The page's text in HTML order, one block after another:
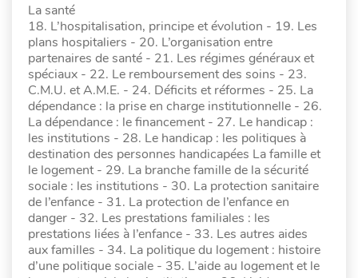
La santé
18. L’hospitalisation, principe et évolution - 19. Les
plans hospitaliers - 20. L’organisation entre
partenaires de santé - 21. Les régimes généraux et
spéciaux - 22. Le remboursement des soins - 23.
C.M.U. et A.M.E. - 24. Déficits et réformes - 25. La
dépendance : la prise en charge institutionnelle - 26.
La dépendance : le financement - 27. Le handicap :
les institutions - 28. Le handicap : les politiques à
destination des personnes handicapées La famille et
le logement - 29. La branche famille de la sécurité
sociale : les institutions - 30. La protection sanitaire
de l’enfance - 31. La protection de l’enfance en
danger - 32. Les prestations familiales : les
prestations liées à l’enfance - 33. Les autres aides
aux familles - 34. La politique du logement : histoire
d’une politique sociale - 35. L’aide au logement et le